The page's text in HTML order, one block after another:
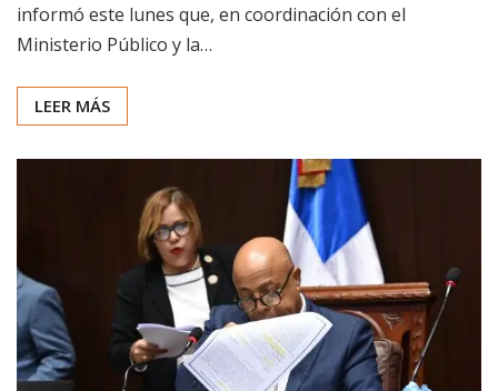
informó este lunes que, en coordinación con el
Ministerio Público y la…
LEER MÁS